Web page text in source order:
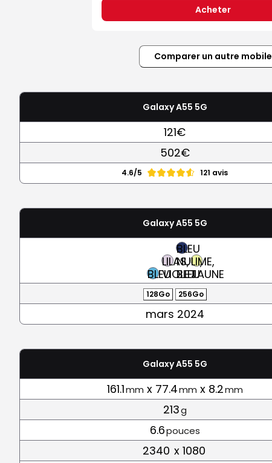
Acheter
Comparer un autre mobile
Galaxy A55 5G
121€
502€
4.6/5 121 avis
Galaxy A55 5G
BLEU
LILAS,
VIOLET
BLEU
NUIT,
BLEU
LIME,
JAUNE
128Go 256Go
mars 2024
Galaxy A55 5G
161.1mm x 77.4mm x 8.2mm
213g
6.6pouces
2340 x 1080